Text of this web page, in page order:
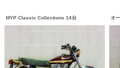
MYP Classic Collections 14台 オ